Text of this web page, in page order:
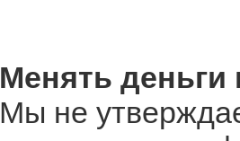
Менять деньги
Мы не